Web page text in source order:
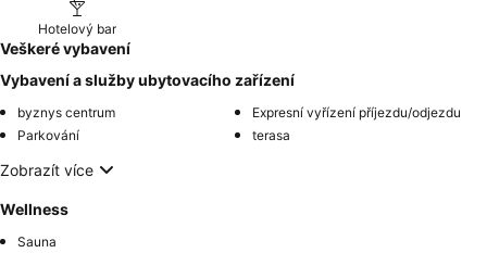
Hotelový bar
Veškeré vybavení
Vybavení a služby ubytovacího zařízení
byznys centrum
Expresní vyřízení příjezdu/odjezdu
Parkování
terasa
Zobrazít více
Wellness
Sauna